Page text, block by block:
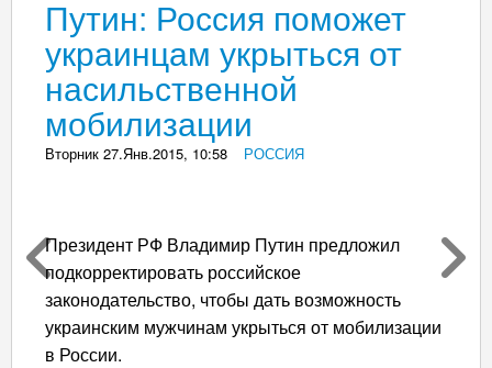
Путин: Россия поможет
украинцам укрыться от
насильственной
мобилизации
Вторник 27.Янв.2015, 10:58 РОССИЯ
Президент РФ Владимир Путин предложил
подкорректировать российское
законодательство, чтобы дать возможность
украинским мужчинам укрыться от мобилизации
в России.